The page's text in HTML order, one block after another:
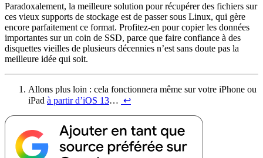
Paradoxalement, la meilleure solution pour récupérer des fichiers sur
ces vieux supports de stockage est de passer sous Linux, qui gère
encore parfaitement ce format. Profitez-en pour copier les données
importantes sur un coin de SSD, parce que faire confiance à des
disquettes vieilles de plusieurs décennies n’est sans doute pas la
meilleure idée qui soit.
Allons plus loin : cela fonctionnera même sur votre iPhone ou
iPad à partir d’iOS 13… ↩